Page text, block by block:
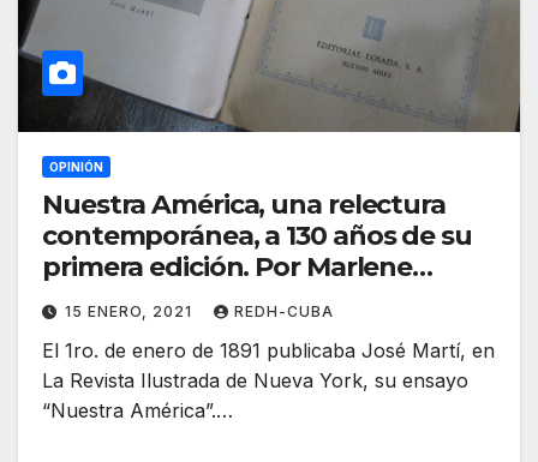
OPINIÓN
Nuestra América, una relectura
contemporánea, a 130 años de su
primera edición. Por Marlene
Vázquez Pérez
15 ENERO, 2021 REDH-CUBA
El 1ro. de enero de 1891 publicaba José Martí, en
La Revista Ilustrada de Nueva York, su ensayo
“Nuestra América”.…